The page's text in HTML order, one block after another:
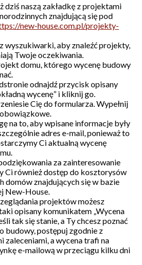
dziś naszą zakładkę z projektami
znajdującą się pod
new-house.com.pl/projekty-
wyszukiwarki, aby znaleźć projekty,
Twoje oczekiwania.
domu, którego wycenę budowy
odnajdź przycisk opisany
wycenę” i kliknij go.
Cię do formularza. Wypełnij
na to, aby wpisane informacje były
adres e-mail, ponieważ to
Ci aktualną wycenę
za zainteresowanie
Ci również dostęp do kosztorysów
domów znajdujących się w bazie
New-House.
projektów możesz
opisany komunikatem „Wycena
tak się stanie, a Ty chcesz poznać
budowy, postępuj zgodnie z
zaleceniami, a wycena trafi na
e-mailową w przeciągu kilku dni